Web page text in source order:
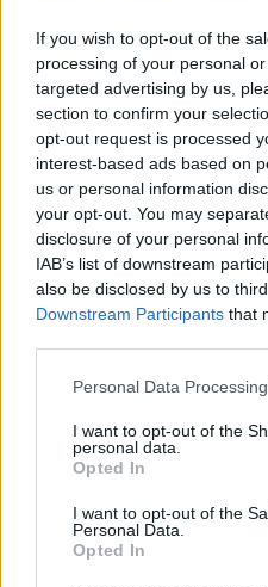
If you wish to opt-out of the
processing of your personal
targeted advertising by us,
section to confirm your
opt-out request is processed
interest-based ads based on
us or personal information
your opt-out. You may
disclosure of your personal
IAB’s list of downstream
also be disclosed by us to
Downstream Participants that
Please note that this website/
not limited to your visit or
grant or deny consent to
use your data for below
consent section.
Personal Data
I want to opt-out of the
personal data.
Opted In
I want to opt-out of the
Personal Data.
Opted In
της Google DeepMind